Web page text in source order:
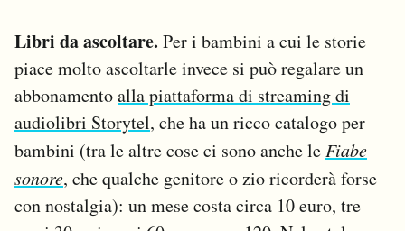
Libri da ascoltare. Per i bambini a cui le storie
piace molto ascoltarle invece si può regalare un
abbonamentoalla piattaforma di streaming di
audiolibri Storytel, che ha un ricco catalogo per
bambini (tra le altre cose ci sono anche le Fiabe
sonore, che qualche genitore o zio ricorderà forse
con nostalgia): un mese costa circa 10 euro, tre